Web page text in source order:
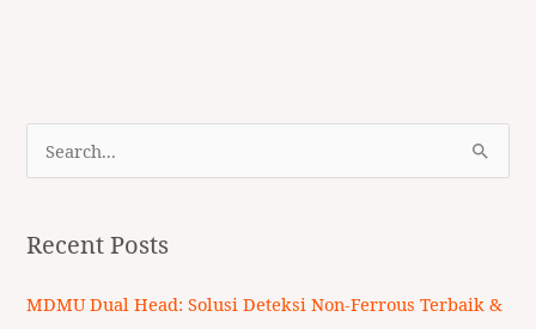
r
c
Recent Posts
MDMU Dual Head: Solusi Deteksi Non-Ferrous Terbaik &